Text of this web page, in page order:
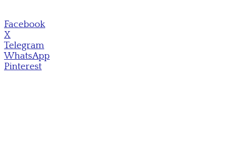
Facebook
X
Telegram
WhatsApp
Pinterest